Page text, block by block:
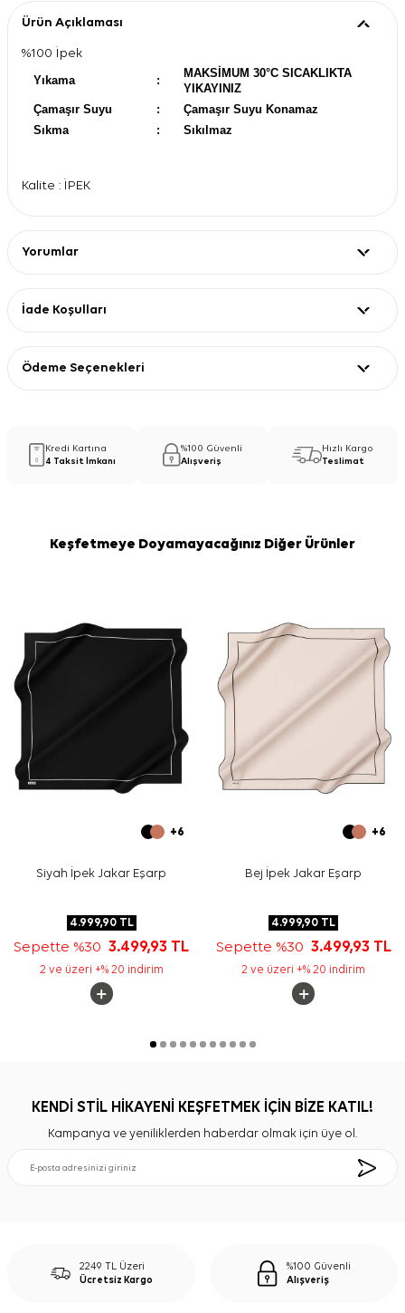
Ürün Açıklaması
%100 İpek
Yıkama
:
MAKSİMUM 30°C SICAKLIKTA
YIKAYINIZ
Çamaşır Suyu
:
Çamaşır Suyu Konamaz
Sıkma
: Sıkılmaz
Kalite : İPEK
Yorumlar
İade Koşulları
Ödeme Seçenekleri
Kredi Kartına
4 Taksit İmkanı
%100 Güvenli
Alışveriş
Hızlı Kargo
Teslimat
Keşfetmeye Doyamayacağınız Diğer Ürünler
+6
Siyah İpek Jakar Eşarp
4.999,90TL
Sepette %303.499,93 TL
2 ve üzeri +% 20 indirim
+6
Bej İpek Jakar Eşarp
4.999,90 TL
Sepette %30 3.499,93 TL
2 ve üzeri +% 20 indirim
KENDİ STİL HİKAYENİ KEŞFETMEK İÇİN BİZE KATIL!
Kampanya ve yeniliklerden haberdar olmak için üye ol.
2249 TL Üzeri
Ücretsiz Kargo
%100 Güvenli
Alışveriş